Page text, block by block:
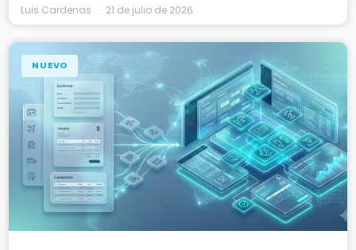
Luis Cardenas 21 de julio de 2026
NUEVO